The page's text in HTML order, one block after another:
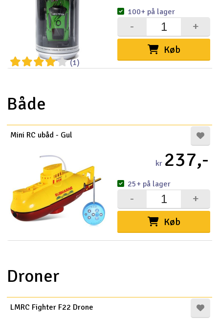
(1)
Køb
+
-
100+ på lager
Både
Mini RC ubåd - Gul
kr 237,-
Køb
+
-
25+ på lager
Droner
LMRC Fighter F22 Drone